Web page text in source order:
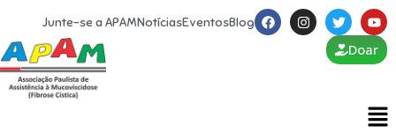
Junte-se a APAMNotíciasEventosBlog
Doar